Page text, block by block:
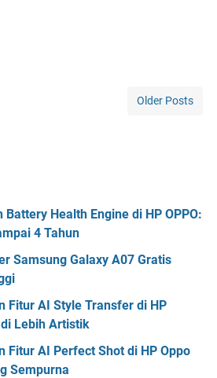
Older Posts
Health Engine di HP OPPO:
4 Tahun
Samsung Galaxy A07 Gratis
Fitur AI Style Transfer di HP
Lebih Artistik
Fitur AI Perfect Shot di HP Oppo
Sempurna